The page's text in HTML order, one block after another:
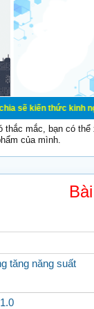
kinh nghiệm
thắc mắc, bạn có
của mình.
tăng năng suất